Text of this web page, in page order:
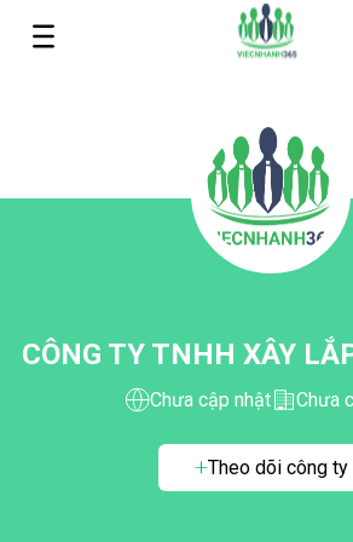
CÔNG TY TNHH XÂY
Chưa cập nhật Chưa
Theo dõi công ty